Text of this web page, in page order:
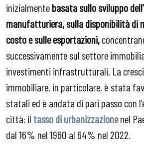
inizialmentebasata sullo sviluppo
manufatturiera, sulla disponibilità di
costo e sulle esportazioni,
successivamente sul settore
investimenti infrastrutturali. La
immobiliare, in particolare, è stata
statali ed è andata di pari passo con
città: il tasso di urbanizzazionenel
dal 16% nel 1960 al 64% nel 2022.